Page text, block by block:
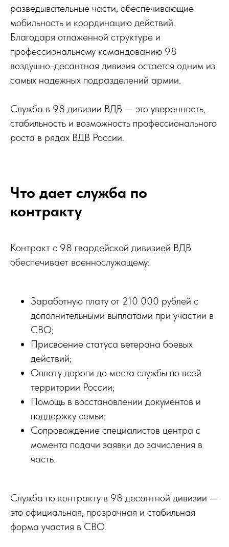
разведывательные части, обеспечивающие
мобильность и координацию действий.
Благодаря отлаженной структуре и
профессиональному командованию 98
воздушно-десантная дивизия остается одним из
самых надежных подразделений армии.
Служба в 98 дивизии ВДВ — это уверенность,
стабильность и возможность профессионального
роста в рядах ВДВ России.
Что дает служба по
контракту
Контракт с 98 гвардейской дивизией ВДВ
обеспечивает военнослужащему:
Заработную плату от 210 000 рублей с
дополнительными выплатами при участии в
СВО;
Присвоение статуса ветерана боевых
действий;
Оплату дороги до места службы по всей
территории России;
Помощь в восстановлении документов и
поддержку семьи;
Сопровождение специалистов центра с
момента подачи заявки до зачисления в
часть.
Служба по контракту в 98 десантной дивизии —
это официальная, прозрачная и стабильная
форма участия в СВО.